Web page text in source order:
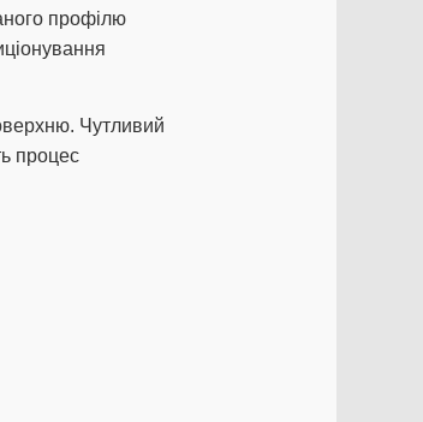
профілю
Чутливий
процес